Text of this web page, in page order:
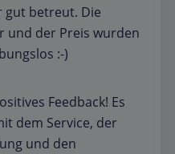
gut betreut. Die
und der Preis wurden
:-)
Feedback! Es
dem Service, der
und den